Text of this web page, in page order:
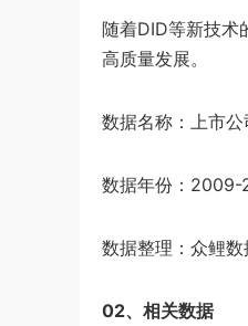
随着DID等新技术
高质量发展。
数据名称：上市
数据年份：2009-
数据整理：众鲤数
02、相关数据